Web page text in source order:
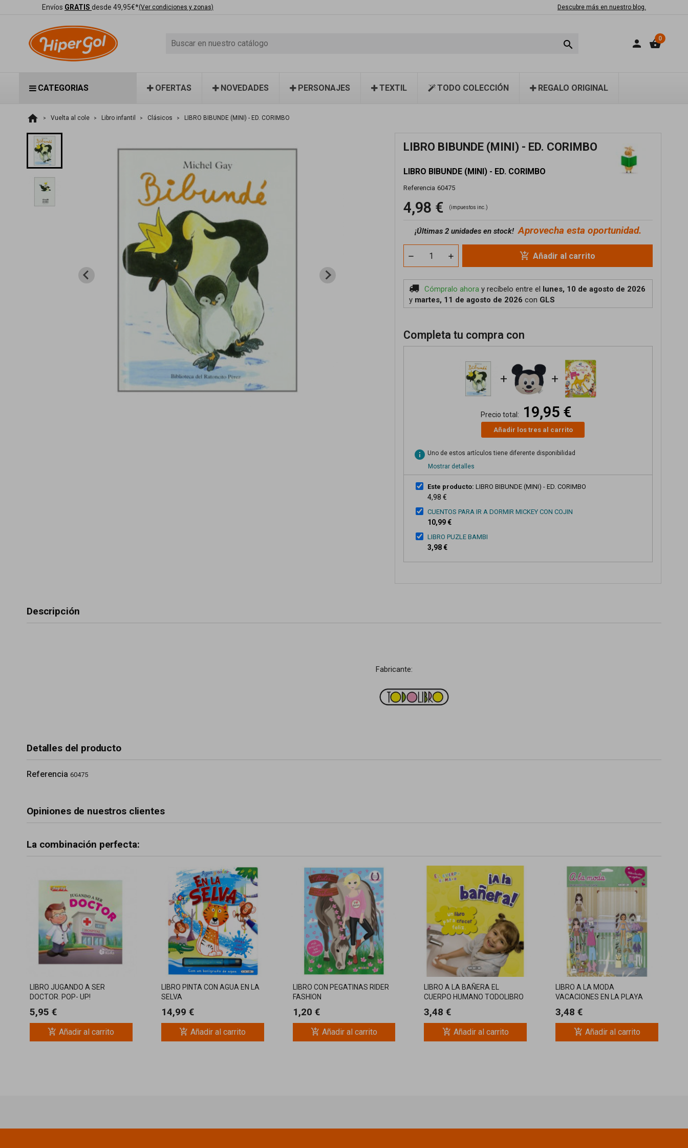
Envíos GRATIS desde 49,95€*(Ver condiciones y zonas) Descubre más en nuestro blog.
 person shopping_basket0
CATEGORIAS OFERTAS NOVEDADES PERSONAJES TEXTIL TODO COLECCIÓN REGALO ORIGINAL
home Vuelta al cole Libro infantil Clásicos LIBRO BIBUNDE (MINI) - ED. CORIMBO
LIBRO BIBUNDE (MINI) - ED. CORIMBO
LIBRO BIBUNDE (MINI) - ED. CORIMBO
Referencia 60475
4,98 € (impuestos inc.)
¡Últimas 2 unidades en stock!Aprovecha esta oportunidad.
add_shopping_cart Añadir al carrito
Cómpralo ahoray recíbeloentre el lunes, 10 de agosto de 2026
y martes, 11 de agosto de 2026 con GLS
Completa tu compra con
+ +
Precio total: 19,95 €
Añadir los tres al carrito
info Uno de estos artículos tiene diferente disponibilidad
Mostrar detalles
Este producto: LIBRO BIBUNDE (MINI) - ED. CORIMBO
4,98 €
CUENTOS PARA IR A DORMIR MICKEY CON COJIN
10,99 €
LIBRO PUZLE BAMBI
3,98 €
Descripción
Fabricante:
Detalles del producto
Referencia 60475
Opiniones de nuestros clientes
La combinación perfecta:
LIBRO JUGANDO A SER
DOCTOR. POP- UP!
5,95 €
add_shopping_cart Añadir al carrito
LIBRO PINTA CON AGUA EN LA
SELVA
14,99 €
add_shopping_cart Añadir al carrito
LIBRO CON PEGATINAS RIDER
FASHION
1,20 €
add_shopping_cart Añadir al carrito
LIBRO A LA BAÑERA EL
CUERPO HUMANO TODOLIBRO
3,48 €
add_shopping_cart Añadir al carrito
LIBRO A LA MODA
VACACIONES EN LA PLAYA
3,48 €
add_shopping_cart Añadir al carrito